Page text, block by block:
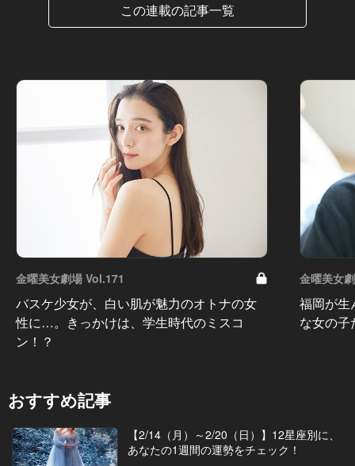
この連載の記事一覧
金曜美女劇場 Vol.171
バスケ少女が、白い肌が魅力のオトナの女
性に…。きっかけは、学生時代のミスコ
ン！？
金曜美女
福岡が生
な女の
おすすめ記事
【2/14（月）～2/20（日）】12星座別に、
あなたの1週間の運勢をチェック！